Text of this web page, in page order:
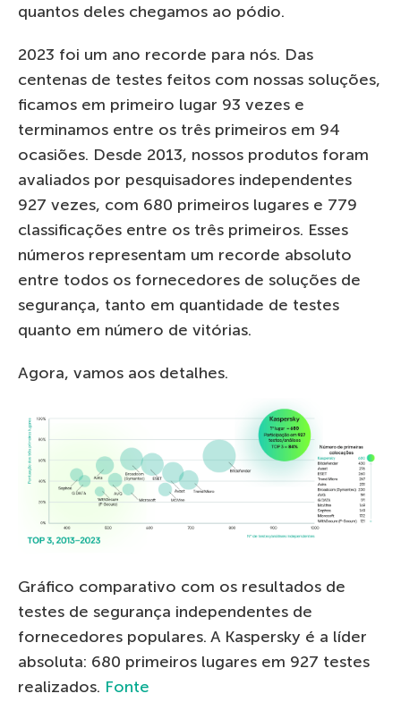
quantos deles chegamos ao pódio.
2023 foi um ano recorde para nós. Das
centenas de testes feitos com nossas soluções,
ficamos em primeiro lugar 93 vezes e
terminamos entre os três primeiros em 94
ocasiões. Desde 2013, nossos produtos foram
avaliados por pesquisadores independentes
927 vezes, com 680 primeiros lugares e 779
classificações entre os três primeiros. Esses
números representam um recorde absoluto
entre todos os fornecedores de soluções de
segurança, tanto em quantidade de testes
quanto em número de vitórias.
Agora, vamos aos detalhes.
Gráfico comparativo com os resultados de
testes de segurança independentes de
fornecedores populares. A Kaspersky é a líder
absoluta: 680 primeiros lugares em 927 testes
realizados. Fonte